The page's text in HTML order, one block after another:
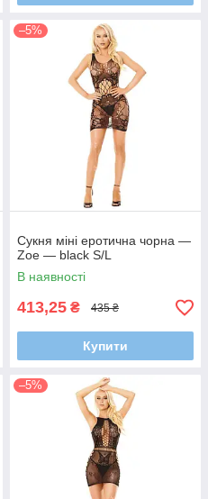
–5%
Сукня міні еротична чорна —
Zoe — black S/L
В наявності
413,25 ₴ 435 ₴
Купити
–5%